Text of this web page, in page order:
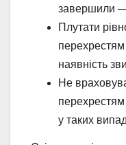
завершили —
Плутати
наявність
Не
у таких